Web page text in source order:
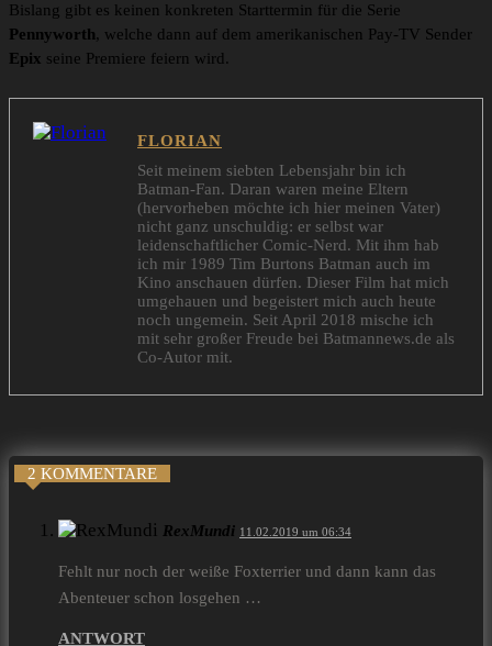
Bislang gibt es keinen konkreten Starttermin für die Serie
Pennyworth, welche dann auf dem amerikanischen Pay-TV Sender
Epix seine Premiere feiern wird.
FLORIAN
Seit meinem siebten Lebensjahr bin ich
Batman-Fan. Daran waren meine Eltern
(hervorheben möchte ich hier meinen Vater)
nicht ganz unschuldig: er selbst war
leidenschaftlicher Comic-Nerd. Mit ihm hab
ich mir 1989 Tim Burtons Batman auch im
Kino anschauen dürfen. Dieser Film hat mich
umgehauen und begeistert mich auch heute
noch ungemein. Seit April 2018 mische ich
mit sehr großer Freude bei Batmannews.de als
Co-Autor mit.
2 KOMMENTARE
RexMundi 11.02.2019 um 06:34
Fehlt nur noch der weiße Foxterrier und dann kann das
Abenteuer schon losgehen …
ANTWORT